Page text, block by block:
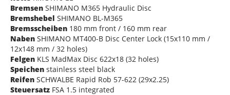
Bremsen SHIMANO M365 Hydraulic Disc
Bremshebel SHIMANO BL-M365
Bremsscheiben 180 mm front / 160 mm rear
Naben SHIMANO MT400-B Disc Center Lock (15x110 mm /
12x148 mm / 32 holes)
Felgen KLS MadMax Disc 622x18 (32 holes)
Speichen stainless steel black
Reifen SCHWALBE Rapid Rob 57-622 (29x2.25)
Steuersatz FSA 1.5 integrated